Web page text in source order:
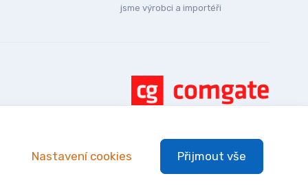
jsme výrobci a importéři
Nastavení cookies Přijmout vše